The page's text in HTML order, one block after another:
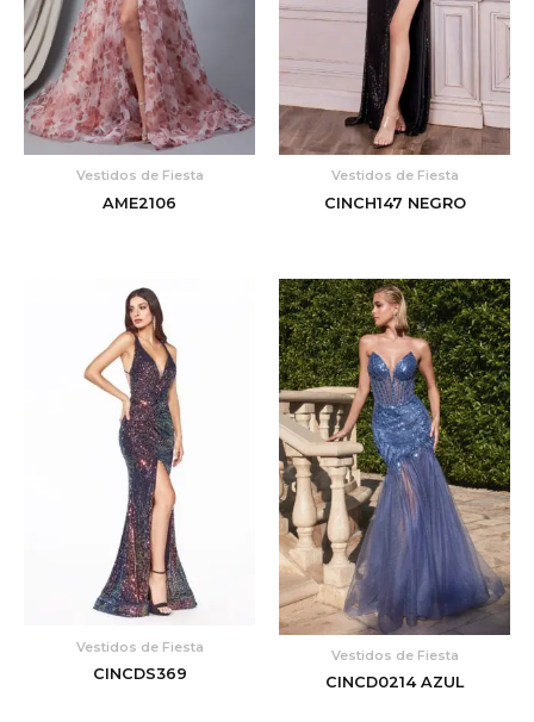
Vestidos de Fiesta
AME2106
Vestidos de Fiesta
CINCH147 NEGRO
Vestidos de Fiesta
CINCDS369
Vestidos de Fiesta
CINCD0214 AZUL